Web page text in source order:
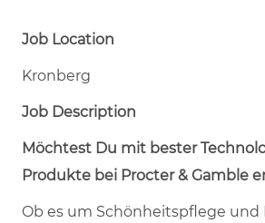
Job Location
Kronberg
Job Description
Möchtest Du mit bester
Produkte bei Procter & Gamble
Ob es um Schönheitspflege und